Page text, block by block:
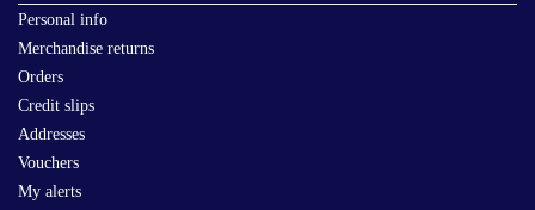
Personal info
Merchandise returns
Orders
Credit slips
Addresses
Vouchers
My alerts